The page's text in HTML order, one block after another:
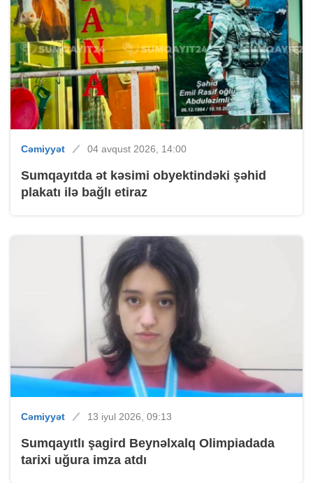
Cəmiyyət 04 avqust 2026, 14:00
Sumqayıtda ət kəsimi obyektindəki şəhid
plakatı ilə bağlı etiraz
Cəmiyyət 13 iyul 2026, 09:13
Sumqayıtlı şagird Beynəlxalq Olimpiadada
tarixi uğura imza atdı